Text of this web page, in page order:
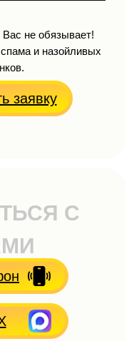
заявку
не обязывает!
и назойливых
С